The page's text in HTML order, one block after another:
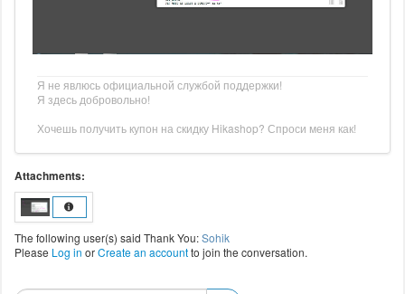
Я не явлюсь официальной службой поддержки!
Я здесь добровольно!
Хочешь получить купон на скидку Hikashop? Спроси меня как!
Attachments:
The following user(s) said Thank You:Sohik
Please Log in orCreate an accountto join the conversation.